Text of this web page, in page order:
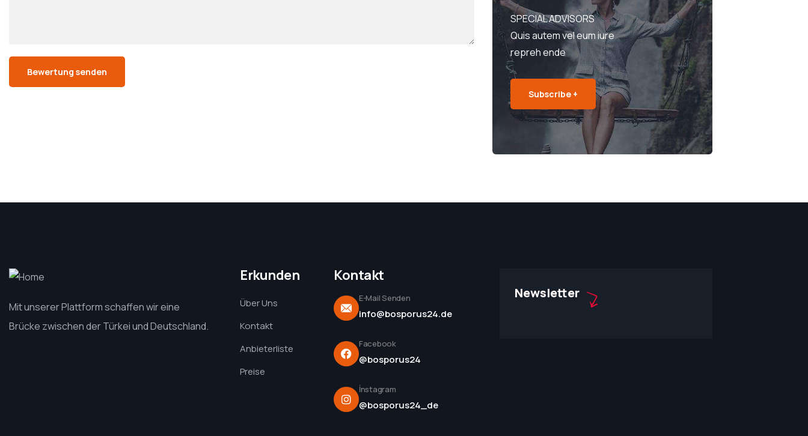
SPECIAL ADVISORS
Quis autem vel eum iure
repreh ende
Subscribe +
Mit unserer Plattform schaffen wir eine
Brücke zwischen der Türkei und Deutschland.
Erkunden
Über Uns
Kontakt
Anbieterliste
Preise
Kontakt
E-Mail Senden
info@bosporus24.de
Facebook
@bosporus24
İnstagram
@bosporus24_de
Newsletter